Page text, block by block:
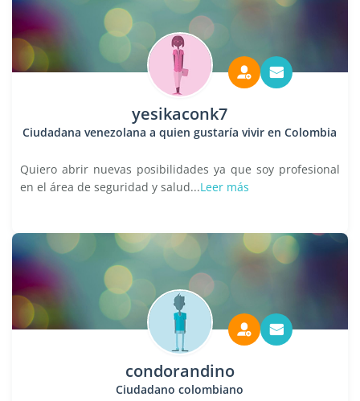
yesikaconk7
Ciudadana venezolana a quien gustaría vivir en Colombia
Quiero abrir nuevas posibilidades ya que soy profesional
en el área de seguridad y salud...Leer más
condorandino
Ciudadano colombiano